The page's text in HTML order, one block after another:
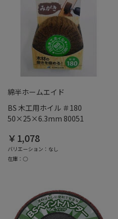
綿半ホームエイド
BS 木工用ホイル ＃180
50×25×6.3mm 80051
￥1,078
バリエーション：なし
在庫：○